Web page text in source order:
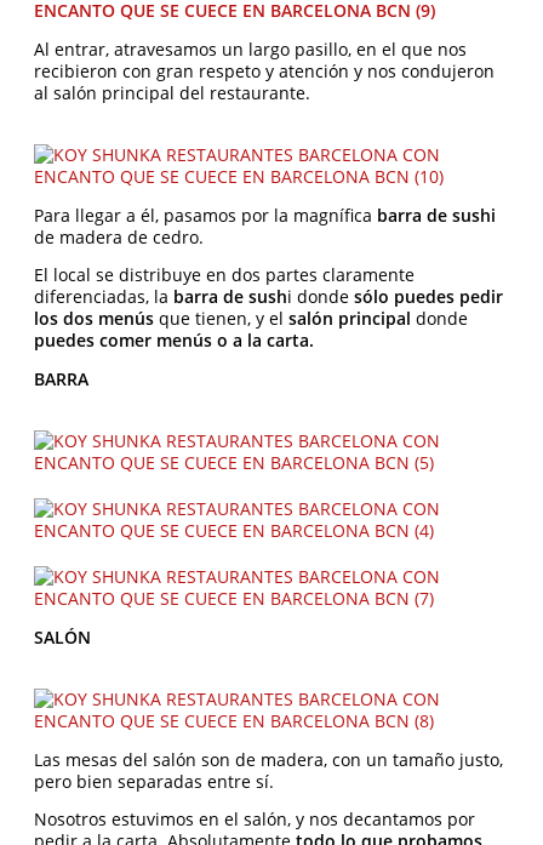
Al entrar, atravesamos un largo pasillo, en el que nos
recibieron con gran respeto y atención y nos condujeron
al salón principal del restaurante.
Para llegar a él, pasamos por la magnífica barra de sushi
de madera de cedro.
El local se distribuye en dos partes claramente
diferenciadas, la barra de sushi donde sólo puedes pedir
los dos menús que tienen, y el salón principal donde
puedes comer menús o a la carta.
BARRA
SALÓN
Las mesas del salón son de madera, con un tamaño justo,
pero bien separadas entre sí.
Nosotros estuvimos en el salón, y nos decantamos por